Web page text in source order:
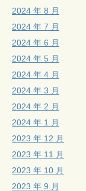
2024 年 8 月
2024 年 7 月
2024 年 6 月
2024 年 5 月
2024 年 4 月
2024 年 3 月
2024 年 2 月
2024 年 1 月
2023 年 12 月
2023 年 11 月
2023 年 10 月
2023 年 9 月